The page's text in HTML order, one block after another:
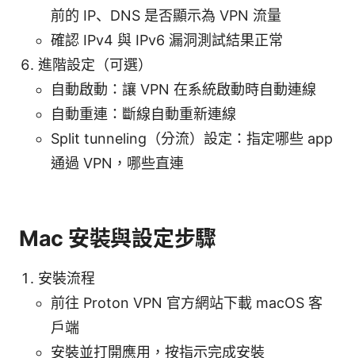
前的 IP、DNS 是否顯示為 VPN 流量
確認 IPv4 與 IPv6 漏洞測試結果正常
進階設定（可選）
自動啟動：讓 VPN 在系統啟動時自動連線
自動重連：斷線自動重新連線
Split tunneling（分流）設定：指定哪些 app
通過 VPN，哪些直連
Mac 安裝與設定步驟
安裝流程
前往 Proton VPN 官方網站下載 macOS 客
戶端
安裝並打開應用，按指示完成安裝